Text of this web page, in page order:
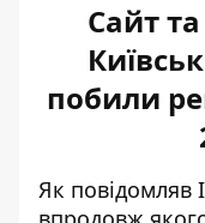
Сайт
побили
Як повідомляв